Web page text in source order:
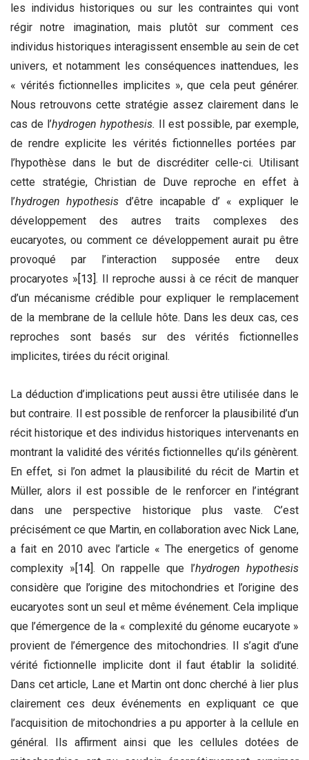
les individus historiques ou sur les contraintes qui vont
régir notre imagination, mais plutôt sur comment ces
individus historiques interagissent ensemble au sein de cet
univers, et notamment les conséquences inattendues, les
« vérités fictionnelles implicites », que cela peut générer.
Nous retrouvons cette stratégie assez clairement dans le
cas de l’hydrogen hypothesis. Il est possible, par exemple,
de rendre explicite les vérités fictionnelles portées par
l’hypothèse dans le but de discréditer celle-ci. Utilisant
cette stratégie, Christian de Duve reproche en effet à
l’hydrogen hypothesis d’être incapable d’ « expliquer le
développement des autres traits complexes des
eucaryotes, ou comment ce développement aurait pu être
provoqué par l’interaction supposée entre deux
procaryotes »[13]. Il reproche aussi à ce récit de manquer
d’un mécanisme crédible pour expliquer le remplacement
de la membrane de la cellule hôte. Dans les deux cas, ces
reproches sont basés sur des vérités fictionnelles
implicites, tirées du récit original.
La déduction d’implications peut aussi être utilisée dans le
but contraire. Il est possible de renforcer la plausibilité d’un
récit historique et des individus historiques intervenants en
montrant la validité des vérités fictionnelles qu’ils génèrent.
En effet, si l’on admet la plausibilité du récit de Martin et
Müller, alors il est possible de le renforcer en l’intégrant
dans une perspective historique plus vaste. C’est
précisément ce que Martin, en collaboration avec Nick Lane,
a fait en 2010 avec l’article « The energetics of genome
complexity »[14]. On rappelle que l’hydrogen hypothesis
considère que l’origine des mitochondries et l’origine des
eucaryotes sont un seul et même événement. Cela implique
que l’émergence de la « complexité du génome eucaryote »
provient de l’émergence des mitochondries. Il s’agit d’une
vérité fictionnelle implicite dont il faut établir la solidité.
Dans cet article, Lane et Martin ont donc cherché à lier plus
clairement ces deux événements en expliquant ce que
l’acquisition de mitochondries a pu apporter à la cellule en
général. Ils affirment ainsi que les cellules dotées de